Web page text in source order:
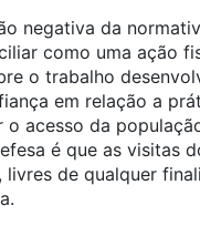
negativa da
como uma ação
o trabalho
em relação a
acesso da
é que as visitas
de qualquer